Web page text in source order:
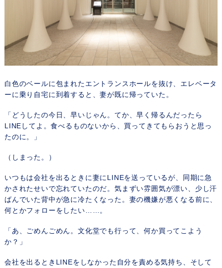
白色のベールに包まれたエントランスホールを抜け、エレベータ
ーに乗り自宅に到着すると、妻が既に帰っていた。
「どうしたの今日、早いじゃん。てか、早く帰るんだったら
LINEしてよ。食べるものないから、買ってきてもらおうと思っ
たのに。」
（しまった。）
いつもは会社を出るときに妻にLINEを送っているが、同期に急
かされたせいで忘れていたのだ。気まずい雰囲気が漂い、少し汗
ばんでいた背中が急に冷たくなった。妻の機嫌が悪くなる前に、
何とかフォローをしたい……。
「あ、ごめんごめん。文化堂でも行って、何か買ってこよう
か？」
会社を出るときLINEをしなかった自分を責める気持ち、そして